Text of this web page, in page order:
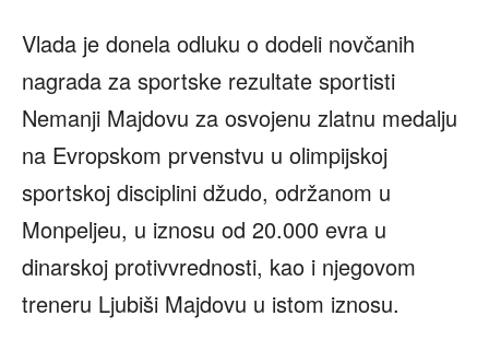
Vlada je donela odluku o dodeli novčanih
nagrada za sportske rezultate sportisti
Nemanji Majdovu za osvojenu zlatnu medalju
na Evropskom prvenstvu u olimpijskoj
sportskoj disciplini džudo, održanom u
Monpeljeu, u iznosu od 20.000 evra u
dinarskoj protivvrednosti, kao i njegovom
treneru Ljubiši Majdovu u istom iznosu.